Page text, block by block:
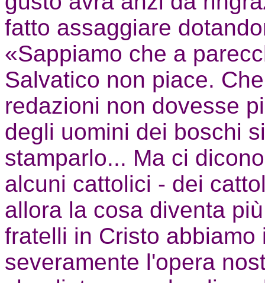
fatto assaggiare
«Sappiamo che a
Salvatico non piace.
redazioni non dovesse
degli uomini dei boschi
stamparlo... Ma ci
alcuni cattolici - dei
allora la cosa diventa
fratelli in Cristo
severamente l'opera